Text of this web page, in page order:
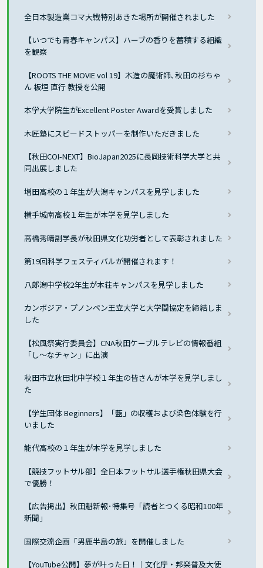
全日本製造業コマ大戦特別あきた場所が開催されました
【いつでも青春キャンパス】ハーブの香りを蓄積する組織
を観察
【ROOTS THE MOVIE vol 19】木造の魔術師､秋田の杉ちゃ
ん 板垣 直行 教授を公開
本学大学院生がExcellent Poster Awardを受賞しました
木匠塾にスピードストッパーを制作いただきました
【秋田COI-NEXT】BioJapan2025に長岡技術科学大学と共
同出展しました
増田高校の１年生が大潟キャンパスを見学しました
横手城南高校１年生が本学を見学しました
高橋秀晴副学長が秋田県文化功労者として表彰されました
第19回科学フェスティバルが開催されます！
八郎潟中学校2年生が本荘キャンパスを見学しました
カンボジア・プノンペン王立大学と大学間協定を締結しま
した
【松風祭実行委員会】CNA秋田ケーブルテレビの情報番組
「し～なチャン」に出演
秋田市立秋田北中学校１年生の皆さんが本学を見学しまし
た
【学生団体 Beginners】「藍」の収穫および染色体験を行
いました
能代高校の１年生が本学を見学しました
【競技フットサル部】全日本フットサル選手権秋田県大会
で優勝！
【広告掲出】秋田魁新報･特集号「読者とつくる昭和100年
新聞」
国際交流企画「男鹿半島の旅」を開催しました
【YouTube公開】夢が叶った日！｜文化庁・邦楽普及大使